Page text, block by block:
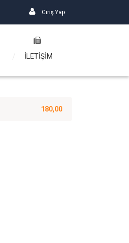
Giriş Yap
İLETİŞİM
180,00